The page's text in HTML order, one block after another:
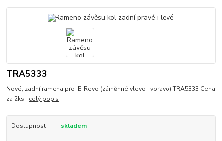
TRA5333
Nové, zadní ramena pro E-Revo (záměnné vlevo i vpravo) TRA5333 Cena
za 2ks celý popis
Dostupnost skladem